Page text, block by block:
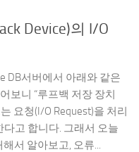
Device)의 I/O
DB서버에서 아래와 같은
보니 “루프백 저장 장치
요청(I/O Request)을 처리
고 합니다. 그래서 오늘
해서 알아보고, 오류...